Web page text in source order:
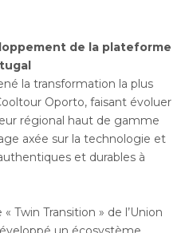
de la plateforme
la transformation la plus
Oporto, faisant évoluer
régional haut de gamme
axée sur la technologie et
et durables à
Twin Transition » de l’Union